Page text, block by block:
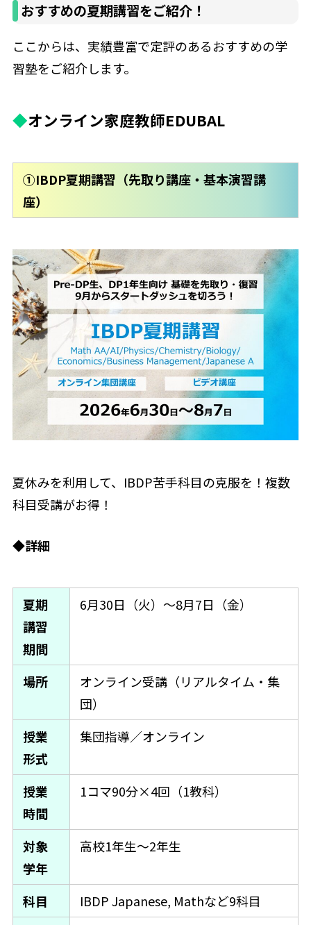
おすすめの夏期講習をご紹介！
ここからは、実績豊富で定評のあるおすすめの学
習塾をご紹介します。
◆オンライン家庭教師EDUBAL
①IBDP夏期講習（先取り講座・基本演習講
座）
夏休みを利用して、IBDP苦手科目の克服を！複数
科目受講がお得！
◆詳細
夏期
講習
期間
6月30日（火）〜8月7日（金）
場所
オンライン受講（リアルタイム・集
団）
授業
形式
集団指導／オンライン
授業
時間
1コマ90分×4回（1教科）
対象
学年
高校1年生〜2年生
科目
IBDP Japanese, Mathなど9科目